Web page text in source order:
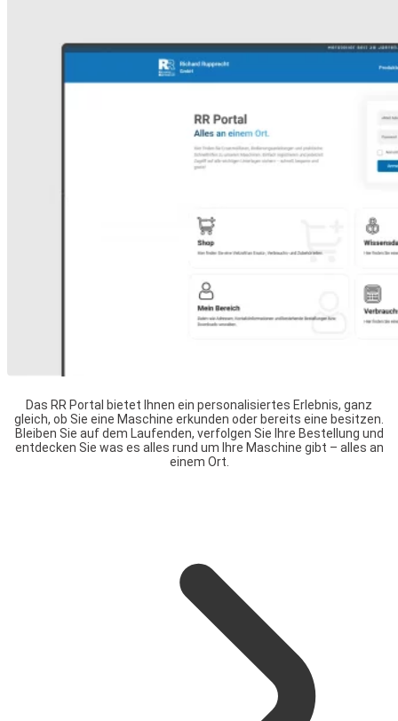
Das RR Portal bietet Ihnen ein personalisiertes Erlebnis, ganz
gleich, ob Sie eine Maschine erkunden oder bereits eine besitzen.
Bleiben Sie auf dem Laufenden, verfolgen Sie Ihre Bestellung und
entdecken Sie was es alles rund um Ihre Maschine gibt – alles an
einem Ort.